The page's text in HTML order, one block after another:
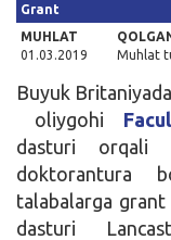
Grant
MUHLAT
01.03.2019
Muhlat
Buyuk
oliygohi
dasturi orqali
doktorantura
talabalarga
dasturi